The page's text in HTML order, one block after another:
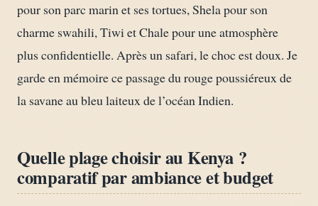
pour son parc marin et ses tortues, Shela pour son
charme swahili, Tiwi et Chale pour une atmosphère
plus confidentielle. Après un safari, le choc est doux. Je
garde en mémoire ce passage du rouge poussiéreux de
la savane au bleu laiteux de l’océan Indien.
Quelle plage choisir au Kenya ?
comparatif par ambiance et budget